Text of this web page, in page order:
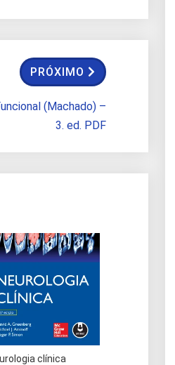
PRÓXIMO
(Machado) –
3. ed. PDF
clínica